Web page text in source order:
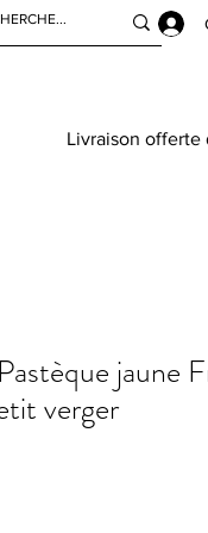
Livraison offerte
jaune
verger